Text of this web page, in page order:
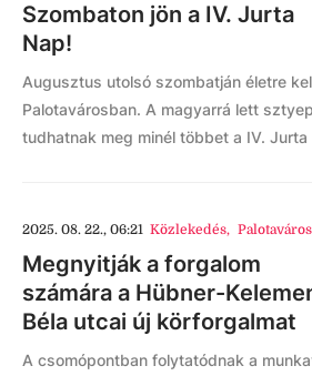
Szombaton jön a IV. Jurta
Nap!
Augusztus utolsó szombatján életre
Palotavárosban. A magyarrá lett
tudhatnak meg minél többet a IV.
2025. 08. 22., 06:21 Közlekedés, Palotaváros
Megnyitják a forgalom
számára a Hübner-
Béla utcai új körforgalmat
A csomópontban folytatódnak a